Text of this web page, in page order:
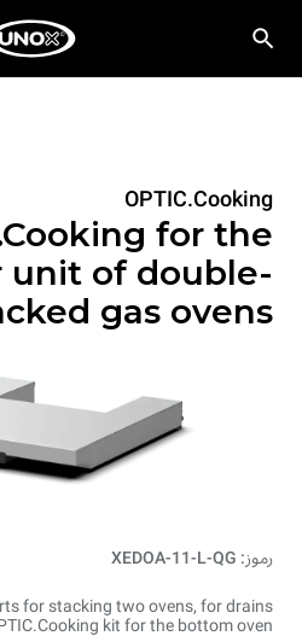
OPTIC.Cooking
for the
unit of double-
gas ovens
رموز: XEDOA-11-L-QG
for stacking two ovens, for drains
kit for the bottom oven.